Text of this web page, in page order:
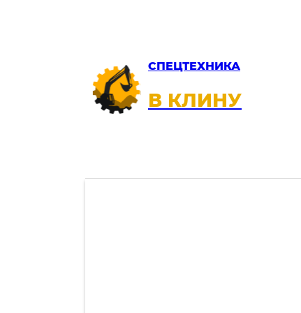
СПЕЦТЕХНИКА
В КЛИНУ